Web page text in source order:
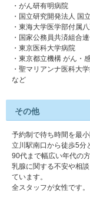
・がん研有明病院
・国立研究開発法人 国
・東海大学医学部付属
・国家公務員共済組合
・東京医科大学病院
・東京都立機構 がん・
・聖マリアンナ医科大
など
その他
予約制で待ち時間を最小
立川駅南口から徒歩5分
90代まで幅広い年代の
乳腺に関する不安や相
ています。
全スタッフが女性です。